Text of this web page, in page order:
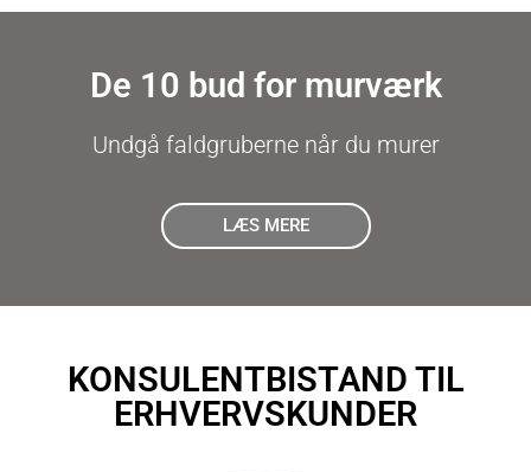
De 10 bud for murværk
Undgå faldgruberne når du murer
LÆS MERE
KONSULENTBISTAND TIL
ERHVERVSKUNDER